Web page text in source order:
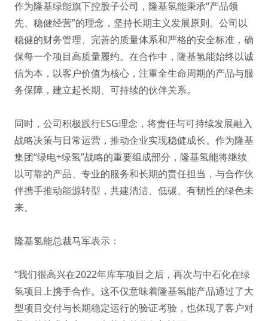
作为隆基绿能旗下控股子公司，隆基氢能秉承“产品领
先、稳健经营”的理念，坚持长期主义发展原则。公司以
稳健的财务管理、完善的质量体系和严格的安全标准，确
保每一个项目高质量履约。在合作中，隆基氢能始终以诚
信为本，以客户价值为核心，注重全生命周期的产品与服
务保障，建立起长期、可持续的伙伴关系。
同时，公司积极践行ESG理念，将责任与可持续发展融入
战略决策与日常运营，推动企业实现稳健成长。作为隆基
集团“绿电+绿氢”战略的重要组成部分，隆基氢能将继续
以可靠的产品、专业的服务和长期的责任担当，与合作伙
伴携手推动能源转型，共建清洁、低碳、有韧性的绿色未
来。
隆基氢能总裁马军表示：
“我们很高兴在2022年库车项目之后，再次与中石化在绿
氢项目上携手合作。这不仅意味着隆基氢能产品通过了大
型项目交付与长期稳定运行的验证考验，也体现了客户对